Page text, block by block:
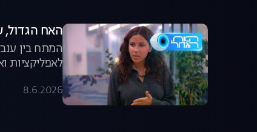
האח הגדול, עונה 8, פרק 54: הארוחה
המתח בין
לאפליקציות
8.6.2026